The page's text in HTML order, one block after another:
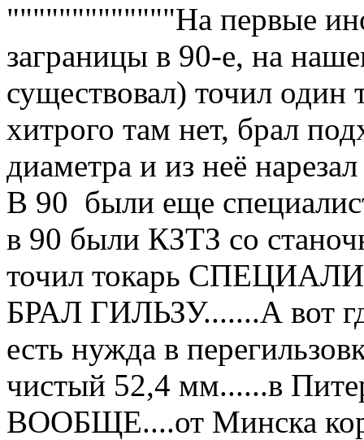
"""""""""""""На первые
заграницы в 90-е, на
существовал) точил один
хитрого там нет, брал
диаметра и из неё
В 90 были еще
в 90 были КЗТЗ со
точил токарь
БРАЛ ГИЛЬЗУ.......А вот
есть нужда в
чистый 52,4 мм......в
ВООБЩЕ....от Минска